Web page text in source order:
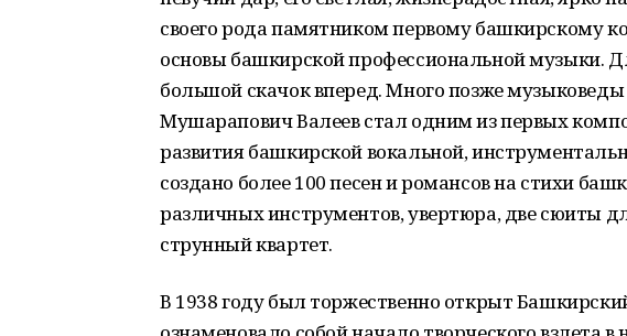
своего рода памятником первому башкирскому
основы башкирской профессиональной музыки.
большой скачок вперед. Много позже
Мушарапович Валеев стал одним из первых
развития башкирской вокальной,
создано более 100 песен и романсов на стихи
различных инструментов, увертюра, две сюиты
струнный квартет.
В 1938 году был торжественно открыт